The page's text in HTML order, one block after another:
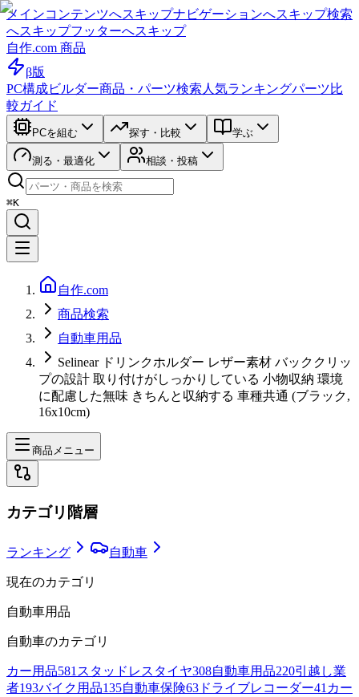
メインコンテンツへスキップナビゲーションへスキップ検索
へスキップフッターへスキップ
自作.com 商品
β版
PC構成ビルダー商品・パーツ検索 人気ランキングパーツ比
較ガイド
PCを組む 探す・比較 学ぶ
測る・最適化 相談・投稿
⌘K
自作.com
商品検索
自動車用品
Selinear ドリンクホルダー レザー素材 バッククリッ
プの設計 取り付けがしっかりしている 小物収納 環境
に配慮した無味 きちんと収納する 車種共通 (ブラック,
16x10cm)
商品メニュー
カテゴリ階層
ランキング 自動車
現在のカテゴリ
自動車用品
自動車のカテゴリ
カー用品581スタッドレスタイヤ308自動車用品220引越し業
者193バイク用品135自動車保険63 ドライブレコーダー41カー